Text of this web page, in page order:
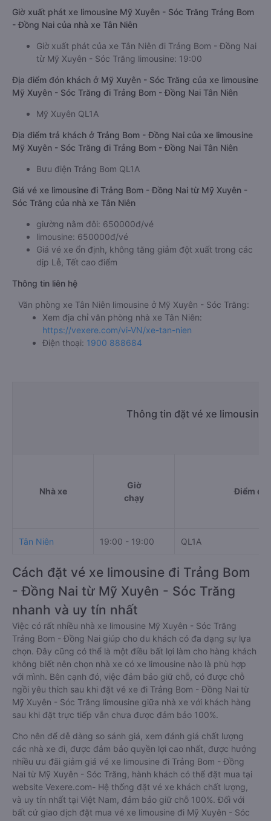
Giờ xuất phát xe limousine Mỹ Xuyên - Sóc Trăng Trảng Bom
- Đồng Nai của nhà xe Tân Niên
Giờ xuất phát của xe Tân Niên đi Trảng Bom - Đồng Nai
từ Mỹ Xuyên - Sóc Trăng limousine: 19:00
Địa điểm đón khách ở Mỹ Xuyên - Sóc Trăng của xe limousine
Mỹ Xuyên - Sóc Trăng đi Trảng Bom - Đồng Nai Tân Niên
Mỹ Xuyên QL1A
Địa điểm trả khách ở Trảng Bom - Đồng Nai của xe limousine
Mỹ Xuyên - Sóc Trăng đi Trảng Bom - Đồng Nai Tân Niên
Bưu điện Trảng Bom QL1A
Giá vé xe limousine đi Trảng Bom - Đồng Nai từ Mỹ Xuyên -
Sóc Trăng của nhà xe Tân Niên
giường nằm đôi: 650000đ/vé
limousine: 650000đ/vé
Giá vé xe ổn định, không tăng giảm đột xuất trong các
dịp Lễ, Tết cao điểm
Thông tin liên hệ
Văn phòng xe Tân Niên limousine ở Mỹ Xuyên - Sóc Trăng:
Xem địa chỉ văn phòng nhà xe Tân Niên:
https://vexere.com/vi-VN/xe-tan-nien
Điện thoại: 1900 888684
Thông tin đặt vé xe limousine
Nhà xe
Giờ
chạy
Điểm đi
Tân Niên 19:00 - 19:00 QL1A
Cách đặt vé xe limousine đi Trảng Bom
- Đồng Nai từ Mỹ Xuyên - Sóc Trăng
nhanh và uy tín nhất
Việc có rất nhiều nhà xe limousine Mỹ Xuyên - Sóc Trăng
Trảng Bom - Đồng Nai giúp cho du khách có đa dạng sự lựa
chọn. Đây cũng có thể là một điều bất lợi làm cho hàng khách
không biết nên chọn nhà xe có xe limousine nào là phù hợp
với mình. Bên cạnh đó, việc đảm bảo giữ chỗ, có được chỗ
ngồi yêu thích sau khi đặt vé xe đi Trảng Bom - Đồng Nai từ
Mỹ Xuyên - Sóc Trăng limousine giữa nhà xe với khách hàng
sau khi đặt trực tiếp vẫn chưa được đảm bảo 100%.
Cho nên để dễ dàng so sánh giá, xem đánh giá chất lượng
các nhà xe đi, được đảm bảo quyền lợi cao nhất, được hưởng
nhiều ưu đãi giảm giá vé xe limousine đi Trảng Bom - Đồng
Nai từ Mỹ Xuyên - Sóc Trăng, hành khách có thể đặt mua tại
website Vexere.com- Hệ thống đặt vé xe khách chất lượng,
và uy tín nhất tại Việt Nam, đảm bảo giữ chỗ 100%. Đối với
bất cứ giao dịch đặt mua vé xe limousine đi Mỹ Xuyên - Sóc